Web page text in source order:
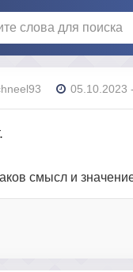
05.10.2023
смысл и